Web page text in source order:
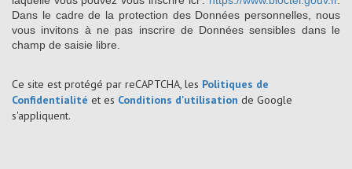
Dans le cadre de la protection des Données personnelles, nous
vous invitons à ne pas inscrire de Données sensibles dans le
champ de saisie libre.
Ce site est protégé par reCAPTCHA, les Politiques de
Confidentialité et es Conditions d'utilisation de Google
s'appliquent.